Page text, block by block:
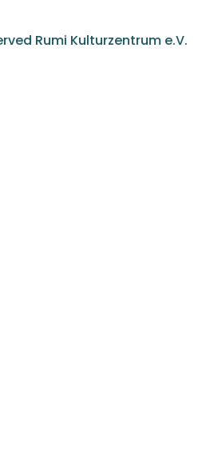
Rumi Kulturzentrum e.V.